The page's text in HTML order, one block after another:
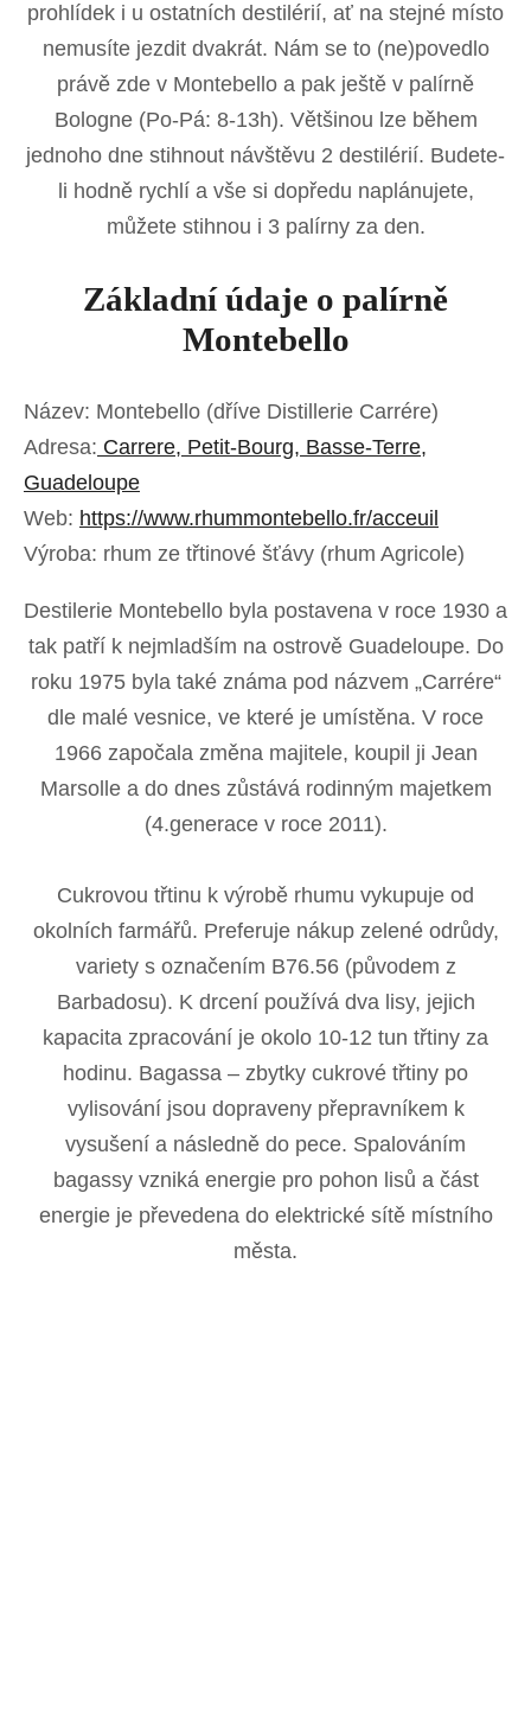
prohlídek i u ostatních destilérií, ať na stejné místo
nemusíte jezdit dvakrát. Nám se to (ne)povedlo
právě zde v Montebello a pak ještě v palírně
Bologne (Po-Pá: 8-13h). Většinou lze během
jednoho dne stihnout návštěvu 2 destilérií. Budete-
li hodně rychlí a vše si dopředu naplánujete,
můžete stihnou i 3 palírny za den.
Základní údaje o palírně
Montebello
Název: Montebello (dříve Distillerie Carrére)
Adresa: Carrere, Petit-Bourg, Basse-Terre,
Guadeloupe
Web: https://www.rhummontebello.fr/acceuil
Výroba: rhum ze třtinové šťávy (rhum Agricole)
Destilerie Montebello byla postavena v roce 1930 a
tak patří k nejmladším na ostrově Guadeloupe. Do
roku 1975 byla také známa pod názvem „Carrére“
dle malé vesnice, ve které je umístěna. V roce
1966 započala změna majitele, koupil ji Jean
Marsolle a do dnes zůstává rodinným majetkem
(4.generace v roce 2011).
Cukrovou třtinu k výrobě rhumu vykupuje od
okolních farmářů. Preferuje nákup zelené odrůdy,
variety s označením B76.56 (původem z
Barbadosu). K drcení používá dva lisy, jejich
kapacita zpracování je okolo 10-12 tun třtiny za
hodinu. Bagassa – zbytky cukrové třtiny po
vylisování jsou dopraveny přepravníkem k
vysušení a následně do pece. Spalováním
bagassy vzniká energie pro pohon lisů a část
energie je převedena do elektrické sítě místního
města.